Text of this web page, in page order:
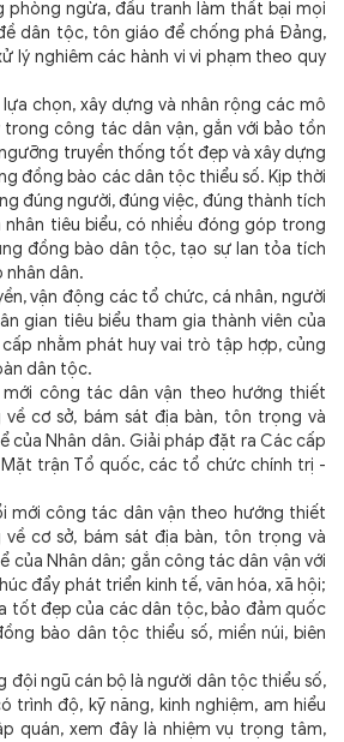
phòng ngừa, đấu tranh làm thất bại mọi
dân tộc, tôn giáo để chống phá Đảng,
lý nghiêm các hành vi vi phạm theo quy
chọn, xây dựng và nhân rộng các mô
trong công tác dân vận, gắn với bảo tồn
truyền thống tốt đẹp và xây dựng
đồng bào các dân tộc thiểu số. Kịp thời
đúng người, đúng việc, đúng thành tích
tiêu biểu, có nhiều đóng góp trong
đồng bào dân tộc, tạo sự lan tỏa tích
dân.
vận động các tổ chức, cá nhân, người
gian tiêu biểu tham gia thành viên của
nhằm phát huy vai trò tập hợp, củng
dân tộc.
công tác dân vận theo hướng thiết
về cơ sở, bám sát địa bàn, tôn trọng và
của Nhân dân. Giải pháp đặt ra Các cấp
trận Tổ quốc, các tổ chức chính trị -
công tác dân vận theo hướng thiết
về cơ sở, bám sát địa bàn, tôn trọng và
của Nhân dân; gắn công tác dân vận với
đẩy phát triển kinh tế, văn hóa, xã hội;
tốt đẹp của các dân tộc, bảo đảm quốc
bào dân tộc thiểu số, miền núi, biên
ngũ cán bộ là người dân tộc thiểu số,
trình độ, kỹ năng, kinh nghiệm, am hiểu
quán, xem đây là nhiệm vụ trọng tâm,